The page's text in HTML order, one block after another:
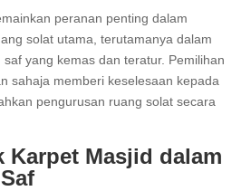
peranan penting dalam
solat utama, terutamanya dalam
yang kemas dan teratur. Pemilihan
sahaja memberi keselesaan kepada
pengurusan ruang solat secara
Karpet Masjid dalam